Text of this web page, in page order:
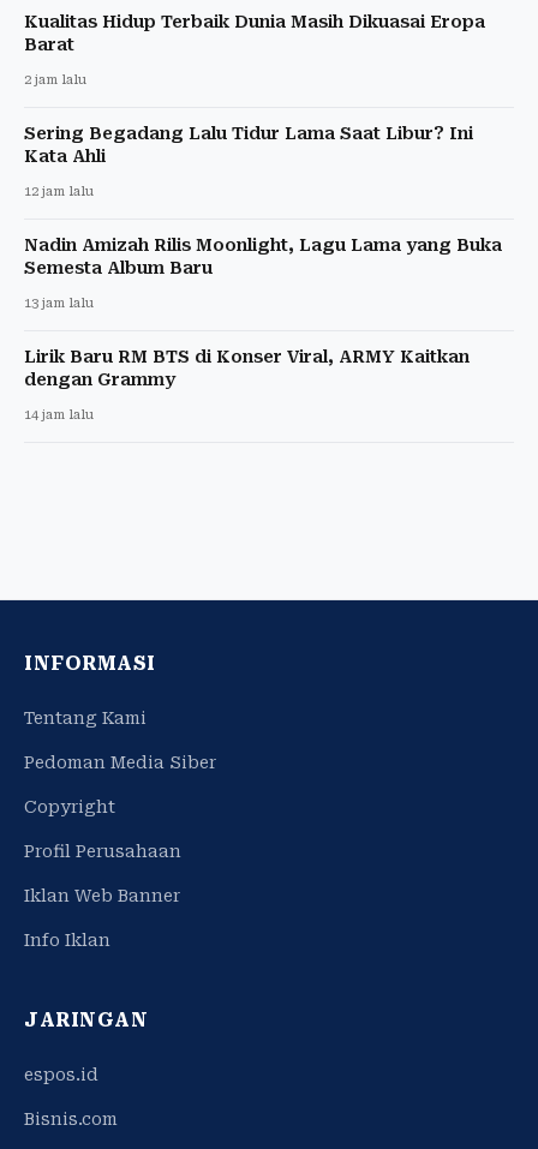
Kualitas Hidup Terbaik Dunia Masih Dikuasai Eropa
Barat
2 jam lalu
Sering Begadang Lalu Tidur Lama Saat Libur? Ini
Kata Ahli
12 jam lalu
Nadin Amizah Rilis Moonlight, Lagu Lama yang Buka
Semesta Album Baru
13 jam lalu
Lirik Baru RM BTS di Konser Viral, ARMY Kaitkan
dengan Grammy
14 jam lalu
INFORMASI
Tentang Kami
Pedoman Media Siber
Copyright
Profil Perusahaan
Iklan Web Banner
Info Iklan
JARINGAN
espos.id
Bisnis.com